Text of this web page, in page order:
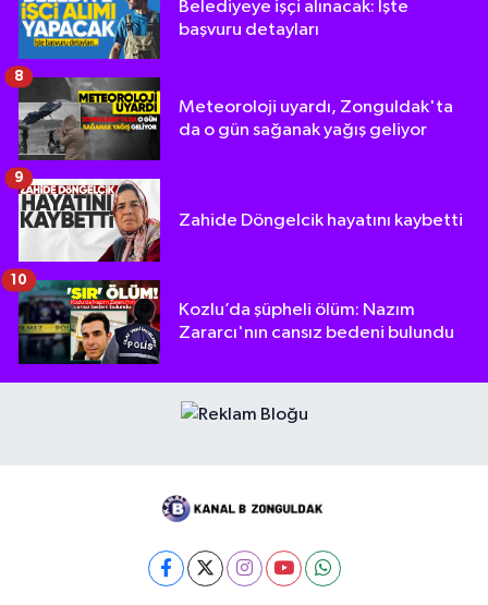
Belediyeye işçi alınacak: İşte
başvuru detayları
Meteoroloji uyardı, Zonguldak'ta
da o gün sağanak yağış geliyor
8
Zahide Döngelcik hayatını kaybetti
9
Kozlu’da şüpheli ölüm: Nazım
Zararcı'nın cansız bedeni bulundu
10